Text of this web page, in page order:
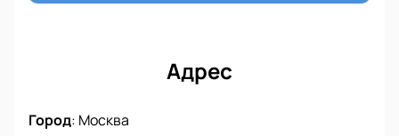
Адрес
Город: Москва